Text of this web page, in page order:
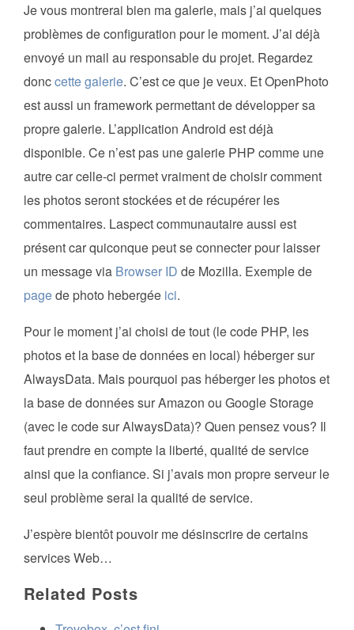
Je vous montrerai bien ma galerie, mais j’ai quelques
problèmes de configuration pour le moment. J’ai déjà
envoyé un mail au responsable du projet. Regardez
donccette galerie. C’est ce que je veux. Et OpenPhoto
est aussi un framework permettant de développer sa
propre galerie. L’application Android est déjà
disponible. Ce n’est pas une galerie PHP comme une
autre car celle-ci permet vraiment de choisir comment
les photos seront stockées et de récupérer les
commentaires. Laspect communautaire aussi est
présent car quiconque peut se connecter pour laisser
un message via Browser ID de Mozilla. Exemple de
pagede photo hebergée ici.
Pour le moment j’ai choisi de tout (le code PHP, les
photos et la base de données en local) héberger sur
AlwaysData. Mais pourquoi pas héberger les photos et
la base de données sur Amazon ou Google Storage
(avec le code sur AlwaysData)? Quen pensez vous? Il
faut prendre en compte la liberté, qualité de service
ainsi que la confiance. Si j’avais mon propre serveur le
seul problème serai la qualité de service.
J’espère bientôt pouvoir me désinscrire de certains
services Web…
Related Posts